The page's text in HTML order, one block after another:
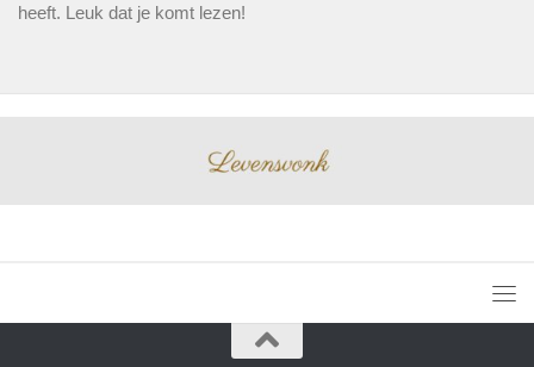
heeft. Leuk dat je komt lezen!